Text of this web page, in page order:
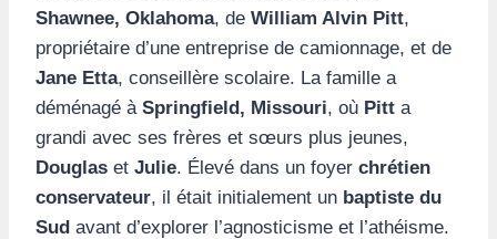
Shawnee, Oklahoma, de William Alvin Pitt,
propriétaire d’une entreprise de camionnage, et de
Jane Etta, conseillère scolaire. La famille a
déménagé à Springfield, Missouri, où Pitt a
grandi avec ses frères et sœurs plus jeunes,
Douglas et Julie. Élevé dans un foyer chrétien
conservateur, il était initialement un baptiste du
Sud avant d’explorer l’agnosticisme et l’athéisme.